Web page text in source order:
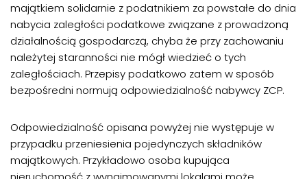
majątkiem solidarnie z podatnikiem za powstałe do dnia
nabycia zaległości podatkowe związane z prowadzoną
działalnością gospodarczą, chyba że przy zachowaniu
należytej staranności nie mógł wiedzieć o tych
zaległościach. Przepisy podatkowo zatem w sposób
bezpośredni normują odpowiedzialność nabywcy ZCP.
Odpowiedzialność opisana powyżej nie występuje w
przypadku przeniesienia pojedynczych składników
majątkowych. Przykładowo osoba kupująca